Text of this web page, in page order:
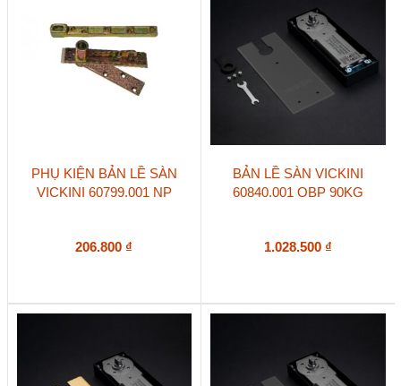
PHỤ KIỆN BẢN LỀ SÀN
VICKINI 60799.001 NP
206.800 ₫
BẢN LỀ SÀN VICKINI
60840.001 OBP 90KG
1.028.500 ₫